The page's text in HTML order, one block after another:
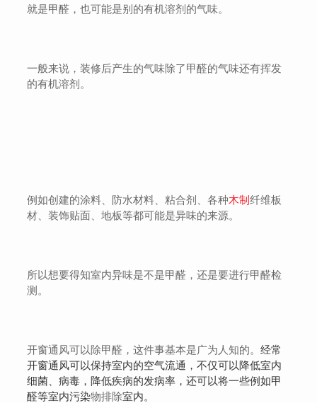
就是甲醛，也可能是别的有机溶剂的气味。
一般来说，装修后产生的气味除了甲醛的气味还有挥发
的有机溶剂。
例如创建的涂料、防水材料、粘合剂、各种木制纤维板
材、装饰贴面、地板等都可能是异味的来源。
所以想要得知室内异味是不是甲醛，还是要进行甲醛检
测。
开窗通风可以除甲醛，这件事基本是广为人知的。经常
开窗通风可以保持室内的空气流通，不仅可以降低室内
细菌、病毒，降低疾病的发病率，还可以将一些例如甲
醛等室内污染物排除室内。